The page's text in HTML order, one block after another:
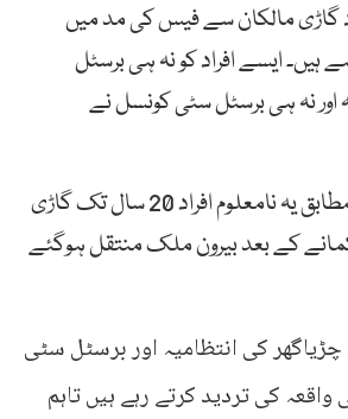
گاڑی مالکان سے فیس کی مد میں
ایسے افراد کو نہ ہی برسٹل
اور نہ ہی برسٹل سٹی کونسل نے
اخبار کی رپورٹ کے مطابق یہ نامعلوم افراد 20 سال تک گاڑی
کے بعد بیرون ملک منتقل ہوگئے
کی انتظامیہ اور برسٹل سٹی
کی تردید کرتے رہے ہیں تاہم